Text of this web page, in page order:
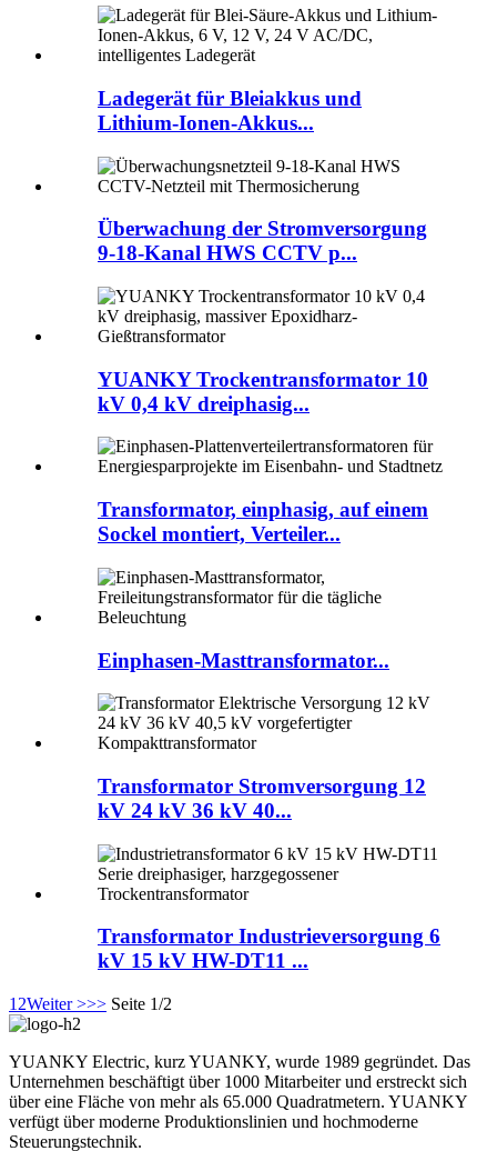
Ladegerät für Bleiakkus und
Lithium-Ionen-Akkus...
Überwachung der Stromversorgung
9-18-Kanal HWS CCTV p...
YUANKY Trockentransformator 10
kV 0,4 kV dreiphasig...
Transformator, einphasig, auf einem
Sockel montiert, Verteiler...
Einphasen-Masttransformator...
Transformator Stromversorgung 12
kV 24 kV 36 kV 40...
Transformator Industrieversorgung 6
kV 15 kV HW-DT11 ...
1 2Weiter >>> Seite 1/2
YUANKY Electric, kurz YUANKY, wurde 1989 gegründet. Das
Unternehmen beschäftigt über 1000 Mitarbeiter und erstreckt sich
über eine Fläche von mehr als 65.000 Quadratmetern. YUANKY
verfügt über moderne Produktionslinien und hochmoderne
Steuerungstechnik.